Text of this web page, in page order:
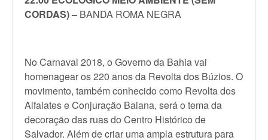
CORDAS) – BANDA ROMA NEGRA
No Carnaval 2018, o Governo da Bahia vai
homenagear os 220 anos da Revolta dos Búzios. O
movimento, também conhecido como Revolta dos
Alfaiates e Conjuração Baiana, será o tema da
decoração das ruas do Centro Histórico de
Salvador. Além de criar uma ampla estrutura para